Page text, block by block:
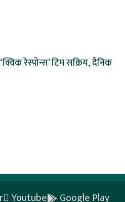
रेस्पोन्स’ टिम सक्रिय, दैनिक
Youtube Google Play